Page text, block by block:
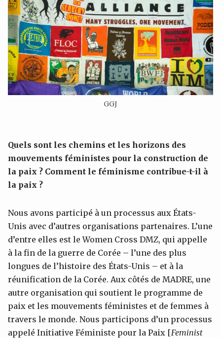
GGJ
Quels sont les chemins et les horizons des
mouvements féministes pour la construction de
la paix ? Comment le féminisme contribue-t-il à
la paix ?
Nous avons participé à un processus aux États-
Unis avec d’autres organisations partenaires. L’une
d’entre elles est le Women Cross DMZ, qui appelle
à la fin de la guerre de Corée – l’une des plus
longues de l’histoire des États-Unis – et à la
réunification de la Corée. Aux côtés de MADRE, une
autre organisation qui soutient le programme de
paix et les mouvements féministes et de femmes à
travers le monde. Nous participons d’un processus
appelé Initiative Féministe pour la Paix [Feminist